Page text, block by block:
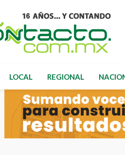
LOCAL REGIONAL